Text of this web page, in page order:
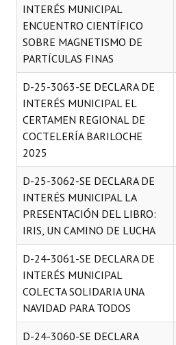
INTERÉS MUNICIPAL
ENCUENTRO CIENTÍFICO
SOBRE MAGNETISMO DE
PARTÍCULAS FINAS
D-25-3063-SE DECLARA DE
INTERÉS MUNICIPAL EL
CERTAMEN REGIONAL DE
COCTELERÍA BARILOCHE
2025
D-25-3062-SE DECLARA DE
INTERÉS MUNICIPAL LA
PRESENTACIÓN DEL LIBRO:
IRIS, UN CAMINO DE LUCHA
D-24-3061-SE DECLARA DE
INTERÉS MUNICIPAL
COLECTA SOLIDARIA UNA
NAVIDAD PARA TODOS
D-24-3060-SE DECLARA